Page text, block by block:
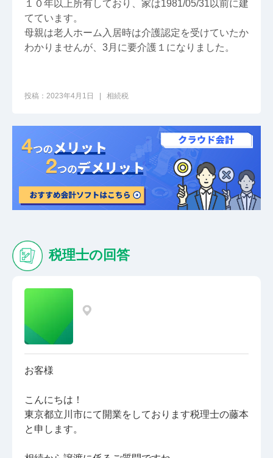
１０年以上所有しており、家は1981/05/31以前に建
てています。
母親は老人ホーム入居時は介護認定を受けていたか
わかりませんが、3月に要介護１になりました。
投稿：2023年4月1日 | 相続税
税理士の回答
お客様
こんにちは！
東京都立川市にて開業をしております税理士の藤本
と申します。